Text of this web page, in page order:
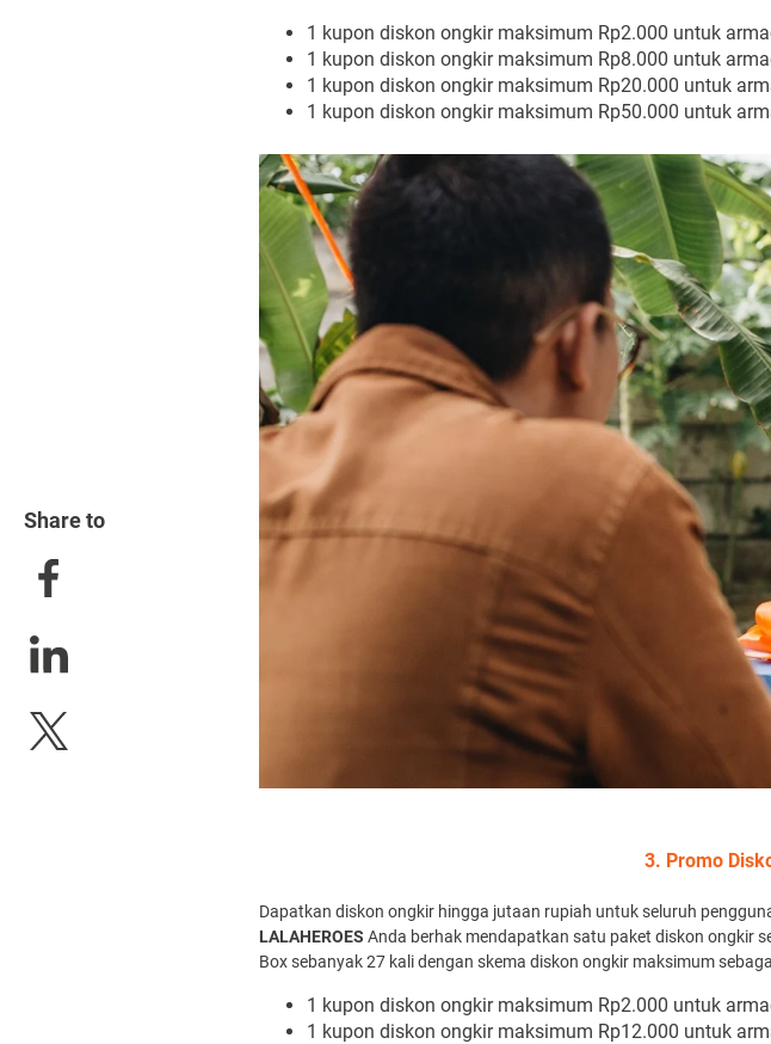
1 kupon diskon ongkir maksimum Rp2.000 untuk
1 kupon diskon ongkir maksimum Rp8.000 untuk
1 kupon diskon ongkir maksimum Rp20.000 untuk
1 kupon diskon ongkir maksimum Rp50.000 untuk
3. Promo
Dapatkan diskon ongkir hingga jutaan rupiah untuk seluruh
LALAHEROES Anda berhak mendapatkan satu paket diskon ongkir
Box sebanyak 27 kali dengan skema diskon ongkir maksimum
1 kupon diskon ongkir maksimum Rp2.000 untuk
1 kupon diskon ongkir maksimum Rp12.000 untuk
Share to